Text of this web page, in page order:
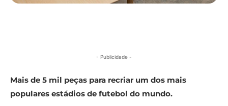
- Publicidade -
Mais de 5 mil peças para recriar um dos mais
populares estádios de futebol do mundo.